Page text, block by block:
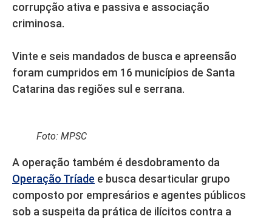
corrupção ativa e passiva e associação
criminosa.
Vinte e seis mandados de busca e apreensão
foram cumpridos em 16 municípios de Santa
Catarina das regiões sul e serrana.
Foto: MPSC
A operação também é desdobramento da
Operação Tríade e busca desarticular grupo
composto por empresários e agentes públicos
sob a suspeita da prática de ilícitos contra a